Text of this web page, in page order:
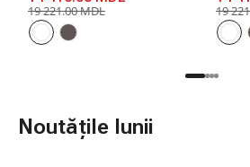
W
19 221.00 MDL
W
19
Noutățile lunii